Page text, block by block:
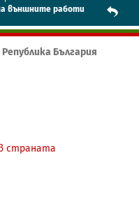
външните работи
България
страната